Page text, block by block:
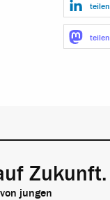
teilen
teilen
Zukunft.
jungen